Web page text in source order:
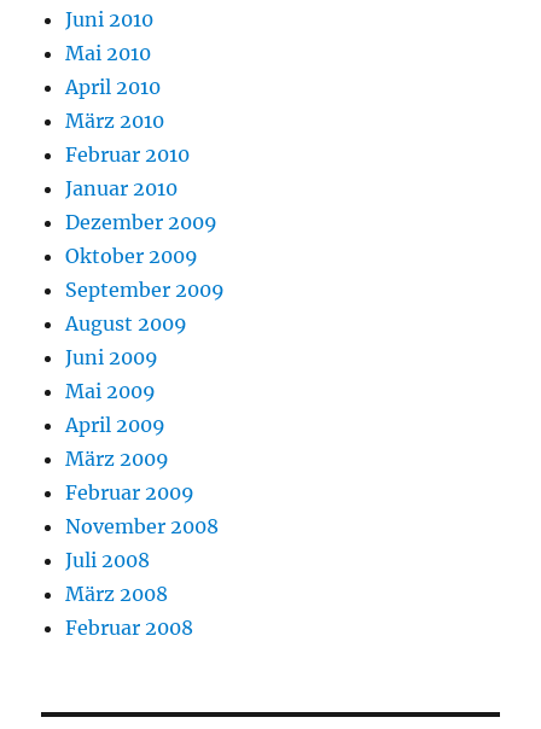
Juni 2010
Mai 2010
April 2010
März 2010
Februar 2010
Januar 2010
Dezember 2009
Oktober 2009
September 2009
August 2009
Juni 2009
Mai 2009
April 2009
März 2009
Februar 2009
November 2008
Juli 2008
März 2008
Februar 2008